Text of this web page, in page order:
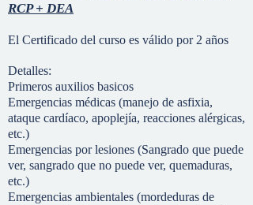
RCP + DEA
El Certificado del curso es válido por 2 años
Detalles:
Primeros auxilios basicos
Emergencias médicas (manejo de asfixia,
ataque cardíaco, apoplejía, reacciones alérgicas,
etc.)
Emergencias por lesiones (Sangrado que puede
ver, sangrado que no puede ver, quemaduras,
etc.)
Emergencias ambientales (mordeduras de